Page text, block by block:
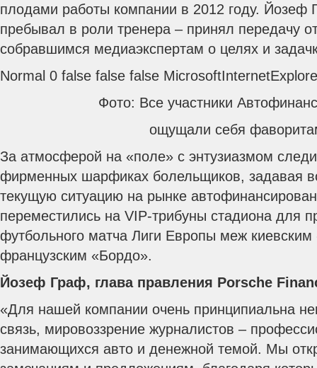
плодами работы компании в 2012 году. Йозеф
пребывал в роли тренера – принял передачу
собравшимся медиаэкспертам о целях и
Normal 0 false false false
Фото: Все участники
ощущали себя
За атмосферой на «поле» с энтузиазмом
фирменных шарфиках болельщиков, задавая
текущую ситуацию на рынке
переместились на VIP-трибуны стадиона для
футбольного матча Лиги Европы меж
французским «Бордо».
Йозеф Граф, глава правления Porsche
«Для нашей компании очень принципиальна
связь, мировоззрение журналистов –
занимающихся авто и денежной темой. Мы